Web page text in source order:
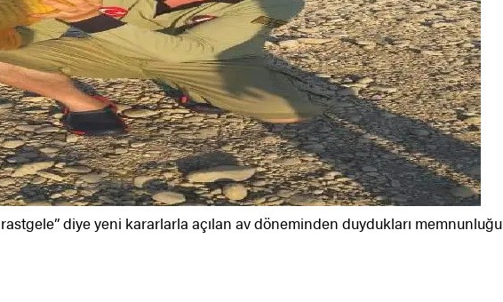
rastgele” diye yeni kararlarla açılan av döneminden duydukları memnunluğu